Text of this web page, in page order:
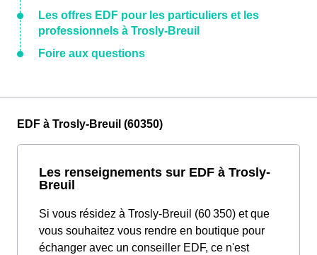
Les offres EDF pour les particuliers et les
professionnels à Trosly-Breuil
Foire aux questions
EDF à Trosly-Breuil (60350)
Les renseignements sur EDF à Trosly-
Breuil
Si vous résidez à Trosly-Breuil (60 350) et que
vous souhaitez vous rendre en boutique pour
échanger avec un conseiller EDF, ce n'est